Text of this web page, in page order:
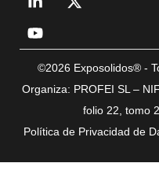
18:00
©2026 Exposolidos® -
Organiza: PROFEI SL –